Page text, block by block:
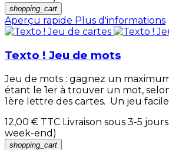
shopping_cart
Aperçu rapide Plus d'informations
Texto ! Jeu de mots
Jeu de mots : gagnez un
étant le 1er à trouver un mot,
1ère lettre des cartes. Un jeu facile
12,00 € TTC Livraison sous 3-5
week-end)
shopping_cart